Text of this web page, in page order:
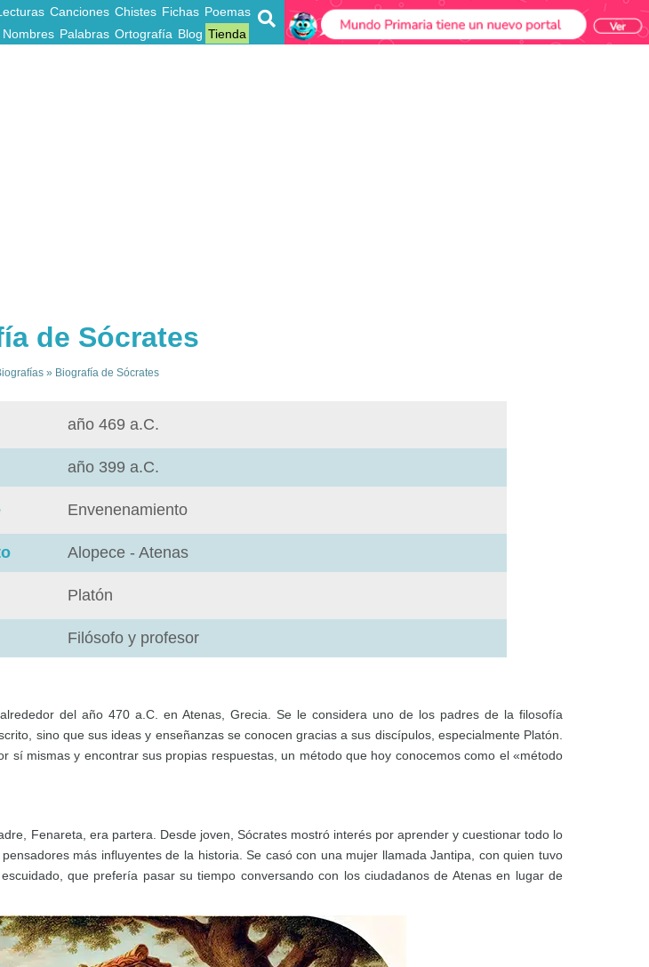
Canciones Chistes Fichas Poemas
Nombres Palabras Ortografía Blog Tienda
de Sócrates
» Biografía de Sócrates
año 469 a.C.
año 399 a.C.
Envenenamiento
Alopece - Atenas
Platón
Filósofo y profesor
del año 470 a.C. en Atenas, Grecia. Se le considera uno de los padres de la filosofía
sino que sus ideas y enseñanzas se conocen gracias a sus discípulos, especialmente Platón.
mismas y encontrar sus propias respuestas, un método que hoy conocemos como el «método
Fenareta, era partera. Desde joven, Sócrates mostró interés por aprender y cuestionar todo lo
más influyentes de la historia. Se casó con una mujer llamada Jantipa, con quien tuvo
que prefería pasar su tiempo conversando con los ciudadanos de Atenas en lugar de